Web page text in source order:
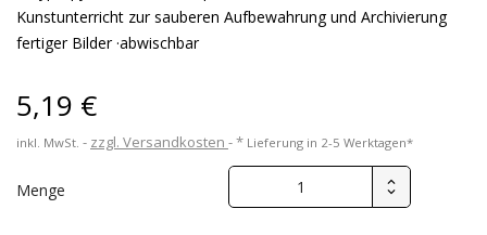
Kunstunterricht zur sauberen Aufbewahrung und Archivierung
fertiger Bilder ·abwischbar
5,19 €
inkl. MwSt. zzgl. Versandkosten * Lieferung in 2-5 Werktagen*
Menge